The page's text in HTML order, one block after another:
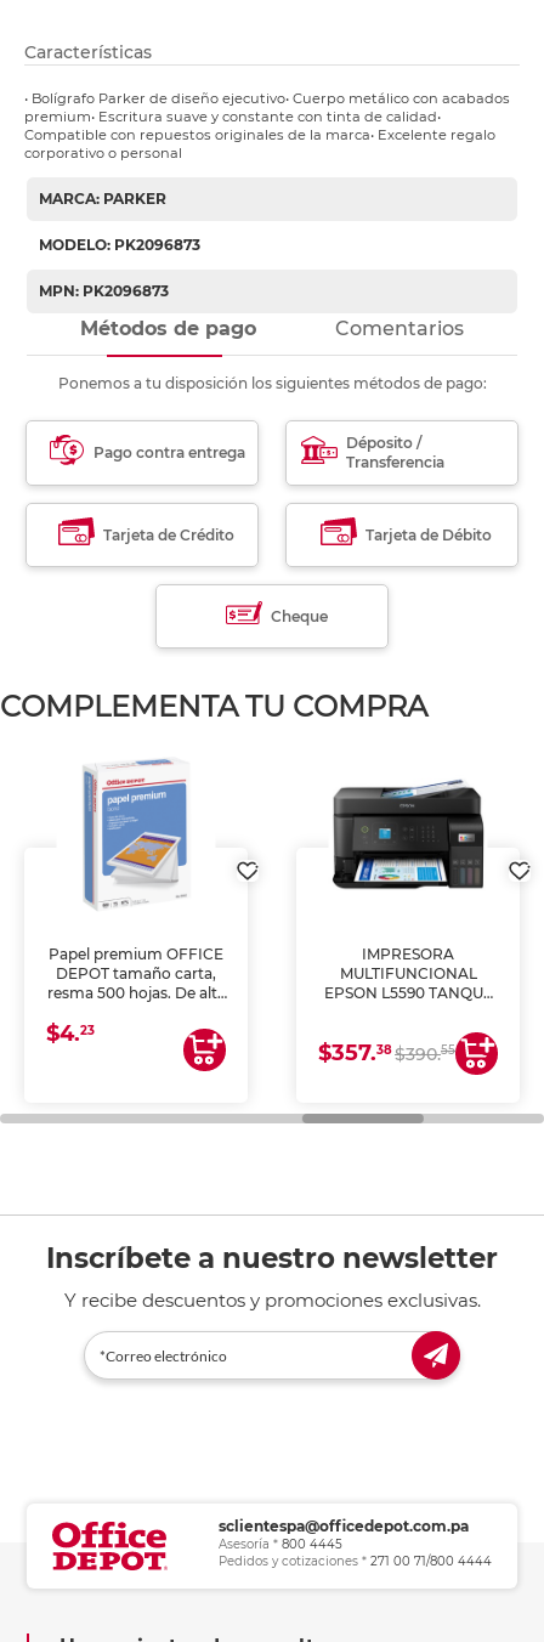
Características
• Bolígrafo Parker de diseño ejecutivo• Cuerpo metálico con acabados
premium• Escritura suave y constante con tinta de calidad•
Compatible con repuestos originales de la marca• Excelente regalo
corporativo o personal
MARCA: PARKER
MODELO: PK2096873
MPN: PK2096873
Métodos de pago Comentarios
Ponemos a tu disposición los siguientes métodos de pago:
Pago contra entrega
Déposito /
Transferencia
Tarjeta de Crédito Tarjeta de Débito
Cheque
COMPLEMENTA TU COMPRA
Papel premium OFFICE
DEPOT tamaño carta,
resma 500 hojas. De alta
uniforme, ideal para
impresoras de inyección
de tinta y láser,
general de oficina.
$4.23
IMPRESORA
MULTIFUNCIONAL
EPSON L5590 TANQUE
COPIA Y ESCANEA)
$357.38$390.55
Inscríbete a nuestro newsletter
Y recibe descuentos y promociones exclusivas.
sclientespa@officedepot.com.pa
Asesoría * 800 4445
Pedidos y cotizaciones * 271 00 71/800 4444